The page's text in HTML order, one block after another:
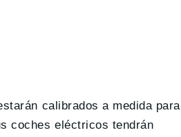
calibrados a medida para
coches eléctricos tendrán